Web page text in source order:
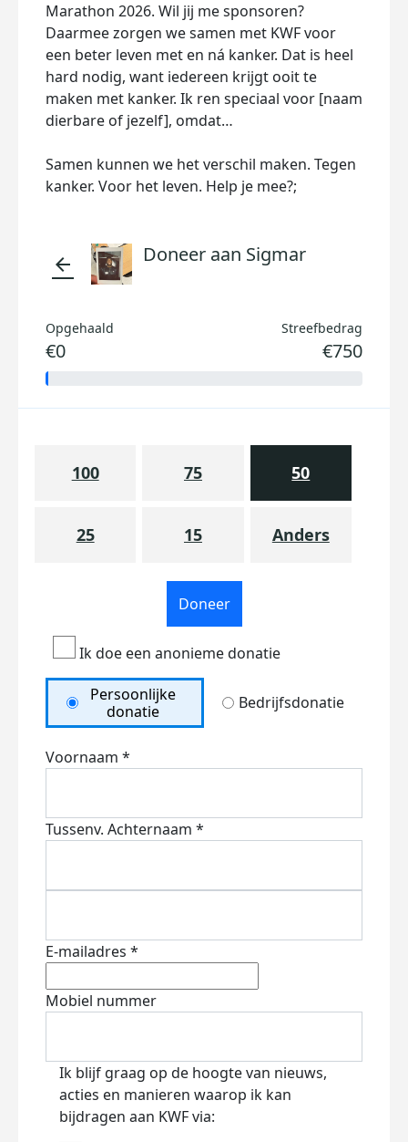
Marathon 2026. Wil jij me sponsoren?
Daarmee zorgen we samen met KWF voor
een beter leven met en ná kanker. Dat is heel
hard nodig, want iedereen krijgt ooit te
maken met kanker. Ik ren speciaal voor [naam
dierbare of jezelf], omdat…
Samen kunnen we het verschil maken. Tegen
kanker. Voor het leven. Help je mee?;
arrow_back Doneer aan Sigmar
Opgehaald
€0
Streefbedrag
€750
100 75 50
25 15 Anders
Doneer
Ik doe een anonieme donatie
Persoonlijke
donatie
Bedrijfsdonatie
Voornaam *
Tussenv. Achternaam *
E-mailadres *
Mobiel nummer
Ik blijf graag op de hoogte van nieuws,
acties en manieren waarop ik kan
bijdragen aan KWF via: